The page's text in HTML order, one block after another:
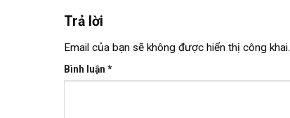
Trả lời
Email của bạn sẽ không được hiển thị công khai.
Bình luận *